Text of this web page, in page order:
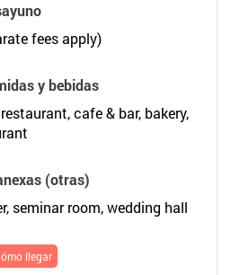
fees apply)
y bebidas
cafe & bar, bakery,
(otras)
seminar room, wedding hall
llegar